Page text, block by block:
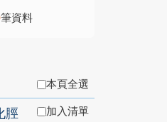
筆資料
本頁全選
脛
加入清單